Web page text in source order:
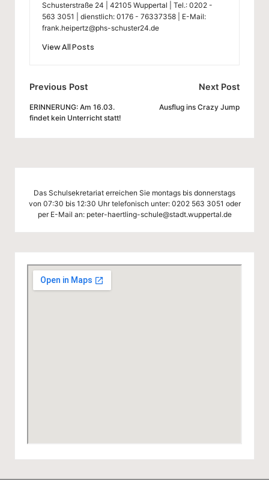
Schusterstraße 24 | 42105 Wuppertal | Tel.: 0202 -
563 3051 | dienstlich: 0176 - 76337358 | E-Mail:
frank.heipertz@phs-schuster24.de
View All Posts
Post
navigation
Previous Post
ERINNERUNG: Am 16.03.
findet kein Unterricht statt!
Next Post
Ausflug ins Crazy Jump
Das Schulsekretariat erreichen Sie montags bis donnerstags
von 07:30 bis 12:30 Uhr telefonisch unter: 0202 563 3051 oder
per E-Mail an: peter-haertling-schule@stadt.wuppertal.de